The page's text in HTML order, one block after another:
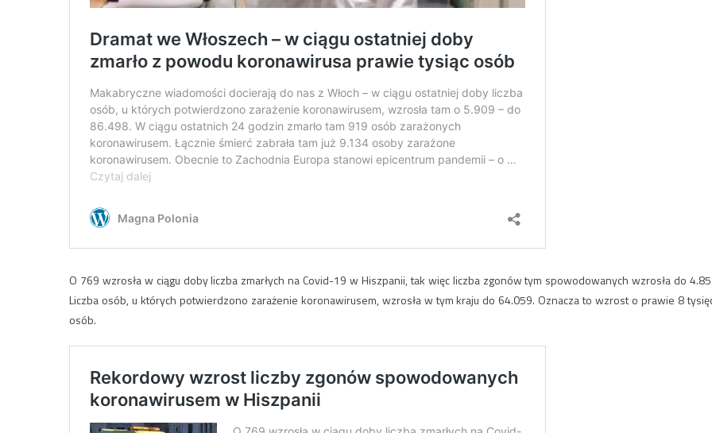
O 769 wzrosła w ciągu doby liczba zmarłych na Covid-19 w Hiszpanii, tak więc liczba zgonów tym spowodowanych wzrosła do
Liczba osób, u których potwierdzono zarażenie koronawirusem, wzrosła w tym kraju do 64.059. Oznacza to wzrost o prawie 8
osób.